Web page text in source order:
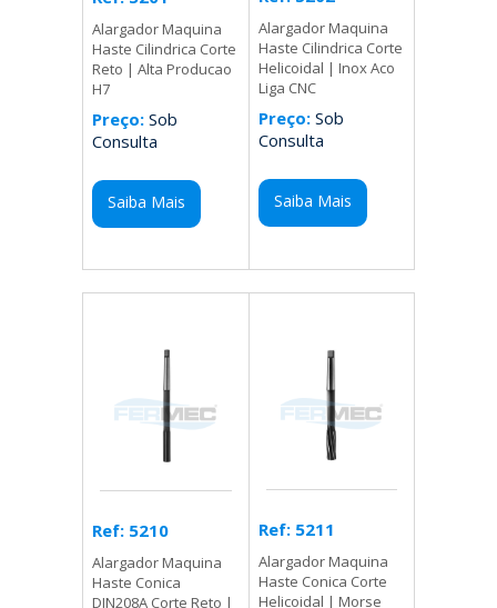
Alargador Maquina
Haste Cilindrica Corte
Reto | Alta Producao
H7
Preço: Sob
Consulta
Saiba Mais
Alargador Maquina
Haste Cilindrica Corte
Helicoidal | Inox Aco
Liga CNC
Preço:Sob
Consulta
Saiba Mais
Ref: 5210
Alargador Maquina
Haste Conica
DIN208A Corte Reto |
Ref: 5211
Alargador Maquina
Haste Conica Corte
Helicoidal | Morse